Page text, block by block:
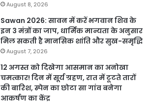
August 8, 2026
Sawan 2026: सावन में करें भगवान शिव के
इन 3 मंत्रों का जाप, धार्मिक मान्यता के अनुसार
मिल सकती है मानसिक शांति और सुख-समृद्धि
August 7, 2026
12 अगस्त को दिखेगा आसमान का अनोखा
चमत्कार! दिन में सूर्य ग्रहण, रात में टूटते तारों
की बारिश, स्पेन का छोटा सा गांव बनेगा
आकर्षण का केंद्र